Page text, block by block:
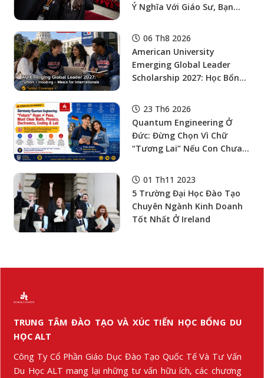
Ý Nghĩa Với Giáo Sư, Bạn
Của Bạn Trong Môi Trường
Đại Học
06 Th8 2026
American University
Emerging Global Leader
Scholarship 2027: Học Bổng
Nhà Ở Và Ăn Uống Cho Sinh
Viên Quốc Tế
23 Th6 2026
Quantum Engineering Ở
Đức: Đừng Chọn Vì Chữ
“Tương Lai” Nếu Con Chưa
Điện Tử, Lập Trình Và Lab
01 Th11 2023
5 Trường Đại Học Đào Tạo
Chuyên Ngành Kinh Doanh
Tốt Nhất Ở Ireland
TRUNG TÂM ĐÀO TẠO VÀ XÚC TIẾN HỌC BỔNG DU
HỌC ALT
Công Ty Cổ Phần Giáo Dục Đào Tạo Quốc Tế Và Tư Vấn
Du Học ALT mang lại những tư vấn hữu ích, các chương